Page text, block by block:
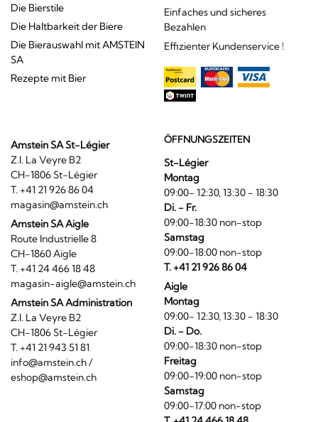
Die Bierstile
Die Haltbarkeit der Biere
Die Bierauswahl mit AMSTEIN
SA
Rezepte mit Bier
Einfaches und sicheres
Bezahlen
Effizienter Kundenservice !
Amstein SA St-Légier
Z.I. La Veyre B2
CH-1806 St-Légier
T. +41 21 926 86 04
magasin@amstein.ch
Amstein SA Aigle
Route Industrielle 8
CH-1860 Aigle
T. +41 24 466 18 48
magasin-aigle@amstein.ch
Amstein SA Administration
Z.I. La Veyre B2
CH-1806 St-Légier
T. +41 21 943 51 81
info@amstein.ch/
eshop@amstein.ch
ÖFFNUNGSZEITEN
St-Légier
Montag
09:00- 12:30, 13:30 - 18:30
Di. - Fr.
09:00-18:30 non-stop
Samstag
09:00-18:00 non-stop
T. +41 21 926 86 04
Aigle
Montag
09:00- 12:30, 13:30 - 18:30
Di. - Do.
09:00-18:30 non-stop
Freitag
09:00-19:00 non-stop
Samstag
09:00-17:00 non-stop